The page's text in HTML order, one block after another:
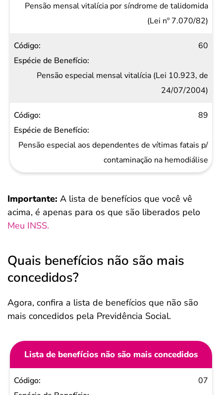
Pensão mensal vitalícia por síndrome de talidomida
(Lei nº 7.070/82)
60
Pensão especial mensal vitalícia (Lei 10.923, de
24/07/2004)
89
Pensão especial aos dependentes de vítimas fatais p/
contaminação na hemodiálise
Importante: A lista de benefícios que você vê
acima, é apenas para os que são liberados pelo
Meu INSS.
Quais benefícios não são mais
concedidos?
Agora, confira a lista de benefícios que não são
mais concedidos pela Previdência Social.
Lista de benefícios não são mais concedidos
Código
07